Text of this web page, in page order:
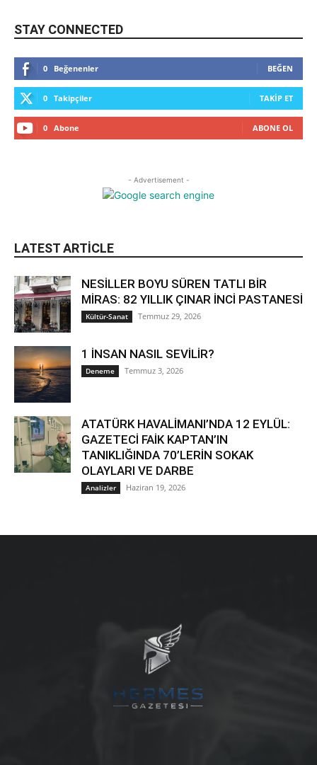
STAY CONNECTED
0 Beğenenler BEĞEN
0 Takipçiler TAKIP ET
0 Abone ABONE OL
- Advertisement -
LATEST ARTICLE
NESİLLER BOYU SÜREN TATLI BİR
MİRAS: 82 YILLIK ÇINAR İNCİ PASTANESİ
Kültür-Sanat Temmuz 29, 2026
1 İNSAN NASIL SEVİLİR?
Deneme Temmuz 3, 2026
ATATÜRK HAVALİMANI’NDA 12 EYLÜL:
GAZETECİ FAİK KAPTAN’IN
TANIKLIĞINDA 70’LERİN SOKAK
OLAYLARI VE DARBE
Analizler Haziran 19, 2026